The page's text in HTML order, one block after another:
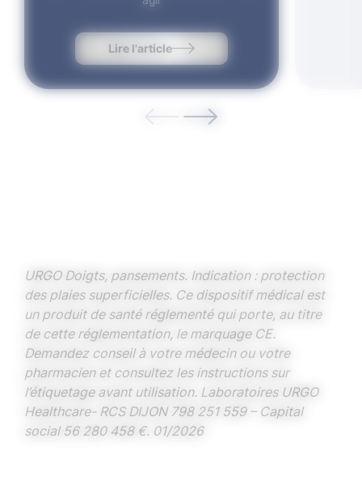
Lire l'article
URGO Doigts, pansements. Indication : protection
des plaies superficielles. Ce dispositif médical est
un produit de santé réglementé qui porte, au titre
de cette réglementation, le marquage CE.
Demandez conseil à votre médecin ou votre
pharmacien et consultez les instructions sur
l’étiquetage avant utilisation. Laboratoires URGO
Healthcare- RCS DIJON 798 251 559 – Capital
social 56 280 458 €. 01/2026